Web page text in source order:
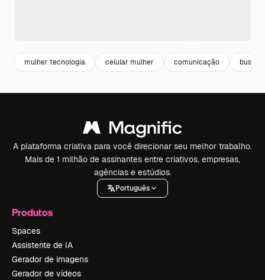
mulher tecnologia celular mulher comunicação
A plataforma criativa para você direcionar seu melhor trabalho.
Mais de 1 milhão de assinantes entre criativos, empresas,
agências e estúdios.
Português
Produtos
Spaces
Assistente de IA
Gerador de imagens
Gerador de vídeos